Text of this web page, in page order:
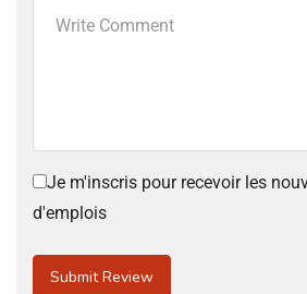
Je m'inscris pour recevoir les
d'emplois